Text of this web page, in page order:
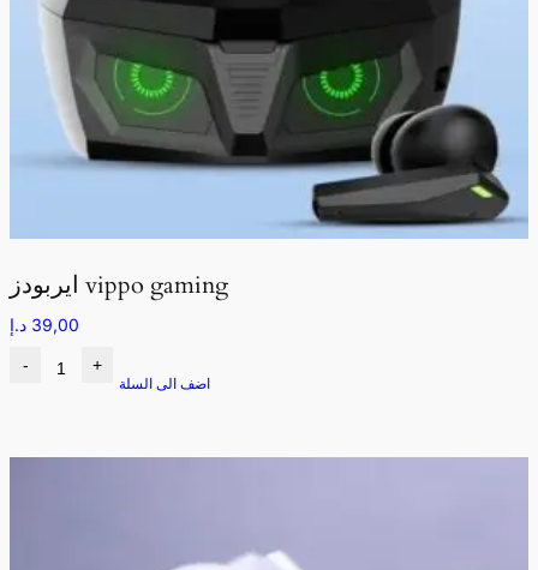
ايربودز vippo gaming
39,00 د.إ
- +
اضف الى السلة